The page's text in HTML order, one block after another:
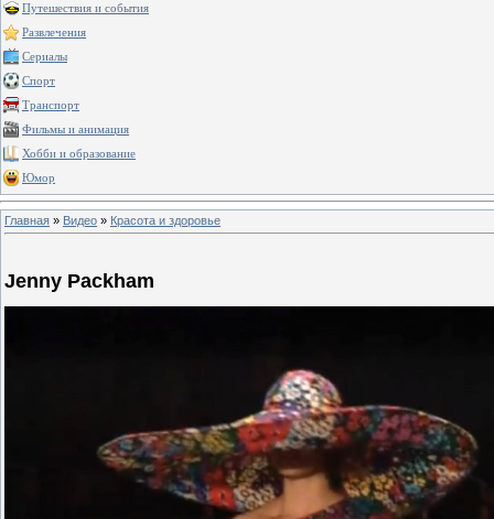
Путешествия и события
Развлечения
Сериалы
Спорт
Транспорт
Фильмы и анимация
Хобби и образование
Юмор
Главная » Видео » Красота и здоровье
Jenny Packham